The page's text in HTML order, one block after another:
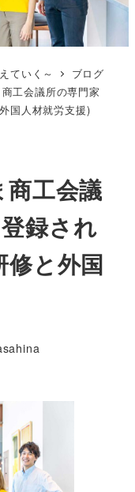
ていく～
ブログ
工会議所の専門家
国人材就労支援)
商工会議
録され
修と外国